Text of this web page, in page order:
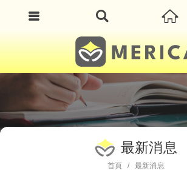
首頁 最新消息
最新消息